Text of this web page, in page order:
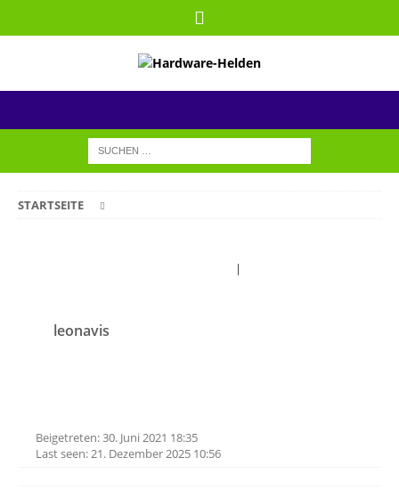
STARTSEITE
leonavis
|
Beigetreten: 30. Juni 2021 18:35
Last seen: 21. Dezember 2025 10:56